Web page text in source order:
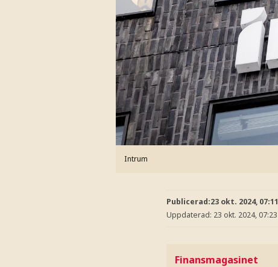
Intrum
Publicerad:23 okt. 2024, 07:11
Uppdaterad: 23 okt. 2024, 07:23
Finansmagasinet